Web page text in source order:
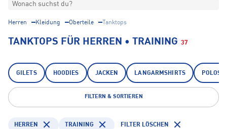
Wonach suchst du?
Herren Kleidung Oberteile Tanktops
TANKTOPS FÜR HERREN • TRAINING 37
GILETS HOODIES JACKEN LANGARMSHIRTS
FILTERN & SORTIEREN
HERREN TRAINING FILTER LÖSCHEN